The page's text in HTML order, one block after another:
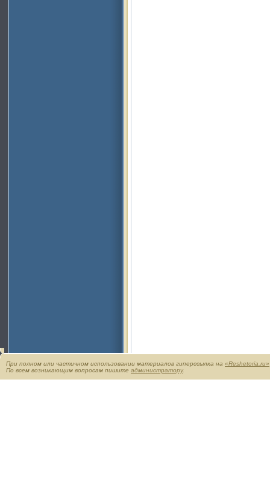
При полном или частичном использовании материалов гиперссылка на «Reshetoria.ru»
По всем возникающим вопросам пишите администратору.